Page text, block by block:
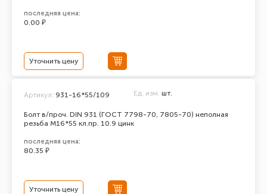
последняя цена:
0.00 ₽
Уточнить цену
Болт в/проч. DIN 931 (ГОСТ 7798-70, 7805-70) неполная
резьба М16*55 кл.пр. 10.9 цинк
Артикул: 931-16*55/109 Ед. изм. шт.
последняя цена:
80.35 ₽
Уточнить цену